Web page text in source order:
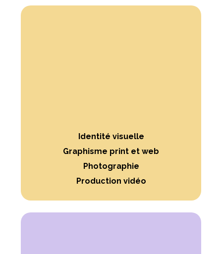
Identité visuelle
Graphisme print et web
Photographie
Production vidéo